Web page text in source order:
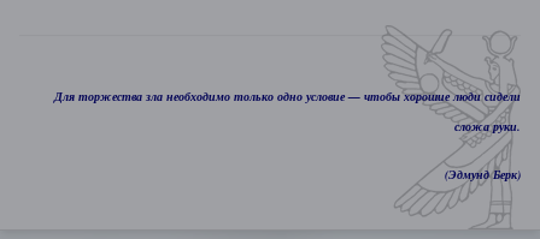
Для торжества зла необходимо только одно условие — чтобы хорошие люди сидели
сложа руки.
(Эдмунд Берк)